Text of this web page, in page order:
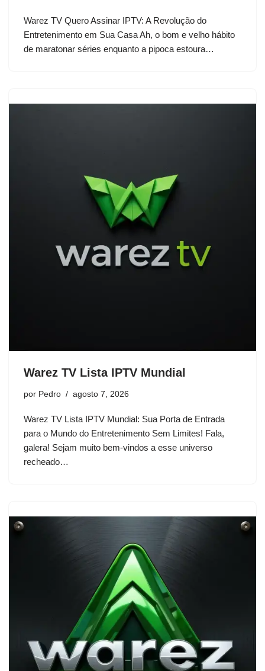
Warez TV Quero Assinar IPTV: A Revolução do
Entretenimento em Sua Casa Ah, o bom e velho hábito
de maratonar séries enquanto a pipoca estoura…
Warez TV Lista IPTV Mundial
por Pedro agosto 7, 2026
Warez TV Lista IPTV Mundial: Sua Porta de Entrada
para o Mundo do Entretenimento Sem Limites! Fala,
galera! Sejam muito bem-vindos a esse universo
recheado…